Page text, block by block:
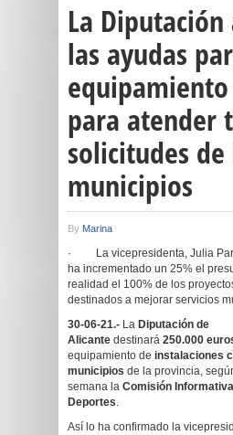
La
las ayudas
para atender
solicitudes de
municipios
By Marina
· La vicepresidenta, Julia
ha incrementado un 25% el
realidad el 100% de los
destinados a mejorar servicios
30-06-21.- La Diputación de
Alicante destinará 250.000
equipamiento de instalaciones
municipios de la provincia,
semana la Comisión
Deportes.
Así lo ha confirmado la